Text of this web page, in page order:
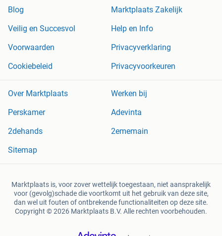
Blog
Marktplaats Zakelijk
Veilig en Succesvol
Help en Info
Voorwaarden
Privacyverklaring
Cookiebeleid
Privacyvoorkeuren
Over Marktplaats
Werken bij
Perskamer
Adevinta
2dehands
2ememain
Sitemap
Marktplaats is, voor zover wettelijk toegestaan, niet aansprakelijk
voor (gevolg)schade die voortkomt uit het gebruik van deze site,
dan wel uit fouten of ontbrekende functionaliteiten op deze site.
Copyright © 2026 Marktplaats B.V. Alle rechten voorbehouden.